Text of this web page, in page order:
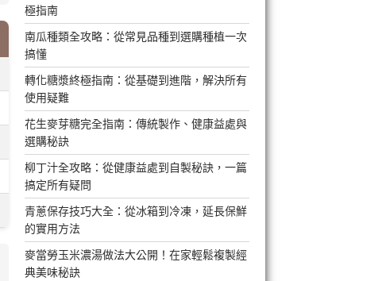
極指南
南瓜種類全攻略：從常見品種到選購種植一次
搞懂
轉化糖漿終極指南：從基礎到進階，解決所有
使用疑難
花生麥芽糖完全指南：傳統製作、健康益處與
選購秘訣
柳丁汁全攻略：從健康益處到自製秘訣，一篇
搞定所有疑問
青蔥保存技巧大全：從冰箱到冷凍，延長保鮮
的實用方法
麥當勞玉米濃湯做法大公開！在家輕鬆複製經
典美味秘訣